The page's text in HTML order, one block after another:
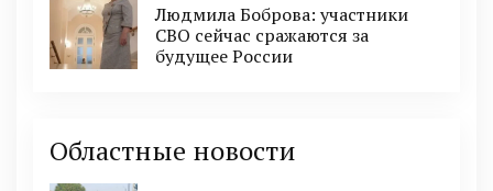
Людмила Боброва: участники
СВО сейчас сражаются за
будущее России
Областные новости